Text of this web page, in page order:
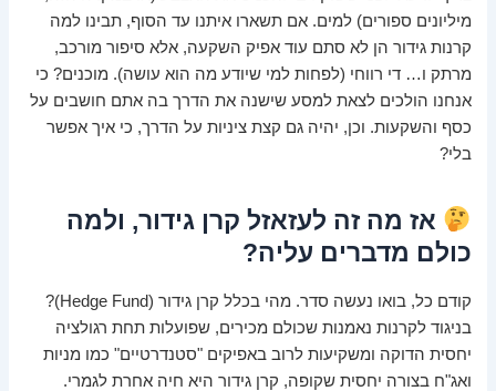
מיליונים ספורים) למים. אם תשארו איתנו עד הסוף, תבינו למה
קרנות גידור הן לא סתם עוד אפיק השקעה, אלא סיפור מורכב,
מרתק ו… די רווחי (לפחות למי שיודע מה הוא עושה). מוכנים? כי
אנחנו הולכים לצאת למסע שישנה את הדרך בה אתם חושבים על
כסף והשקעות. וכן, יהיה גם קצת ציניות על הדרך, כי איך אפשר
בלי?
אז מה זה לעזאזל קרן גידור, ולמה
כולם מדברים עליה?
קודם כל, בואו נעשה סדר. מהי בכלל קרן גידור (Hedge Fund)?
בניגוד לקרנות נאמנות שכולם מכירים, שפועלות תחת רגולציה
יחסית הדוקה ומשקיעות לרוב באפיקים "סטנדרטיים" כמו מניות
ואג"ח בצורה יחסית שקופה, קרן גידור היא חיה אחרת לגמרי.